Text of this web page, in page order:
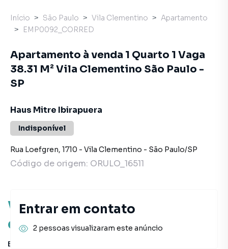
Você pode encontrar novas
oportunidades!
Este imóvel não está mais disponível, mas você pode
Início São Paulo Vila Clementino
Apartamento
EMP0092_CORRED
Apartamento à venda 1 Quarto 1 Vaga
38.31 M² Vila Clementino São Paulo -
SP
Haus Mitre Ibirapuera
Indisponível
Rua Loefgren, 1710 - Vila Clementino - São Paulo/SP
Código de origem: ORULO_16511
Entrar em contato
2 pessoas visualizaram este anúncio